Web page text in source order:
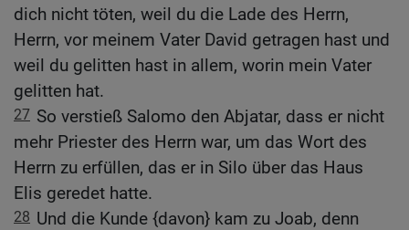
dich nicht töten, weil du die Lade des Herrn,
Herrn, vor meinem Vater David getragen hast und
weil du gelitten hast in allem, worin mein Vater
gelitten hat.
27 So verstieß Salomo den Abjatar, dass er nicht
mehr Priester des Herrn war, um das Wort des
Herrn zu erfüllen, das er in Silo über das Haus
Elis geredet hatte.
28 Und die Kunde {davon} kam zu Joab, denn